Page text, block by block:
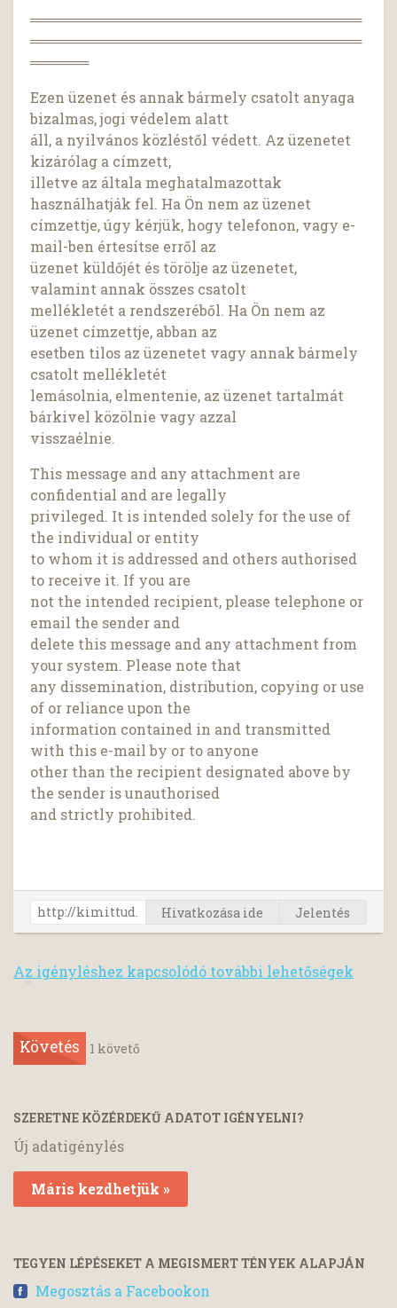
══════════════════════════════════
══════════════════════════════════
══════
Ezen üzenet és annak bármely csatolt anyaga
bizalmas, jogi védelem alatt
áll, a nyilvános közléstől védett. Az üzenetet
kizárólag a címzett,
illetve az általa meghatalmazottak
használhatják fel. Ha Ön nem az üzenet
címzettje, úgy kérjük, hogy telefonon, vagy e-
mail-ben értesítse erről az
üzenet küldőjét és törölje az üzenetet,
valamint annak összes csatolt
mellékletét a rendszeréből. Ha Ön nem az
üzenet címzettje, abban az
esetben tilos az üzenetet vagy annak bármely
csatolt mellékletét
lemásolnia, elmentenie, az üzenet tartalmát
bárkivel közölnie vagy azzal
visszaélnie.
This message and any attachment are
confidential and are legally
privileged. It is intended solely for the use of
the individual or entity
to whom it is addressed and others authorised
to receive it. If you are
not the intended recipient, please telephone or
email the sender and
delete this message and any attachment from
your system. Please note that
any dissemination, distribution, copying or use
of or reliance upon the
information contained in and transmitted
with this e-mail by or to anyone
other than the recipient designated above by
the sender is unauthorised
and strictly prohibited.
Hivatkozása ide Jelentés
Az igényléshez kapcsolódó további lehetőségek
Követés 1 követő
SZERETNE KÖZÉRDEKŰ ADATOT IGÉNYELNI?
Új adatigénylés
Máris kezdhetjük »
TEGYEN LÉPÉSEKET A MEGISMERT TÉNYEK ALAPJÁN
Megosztás a Facebookon